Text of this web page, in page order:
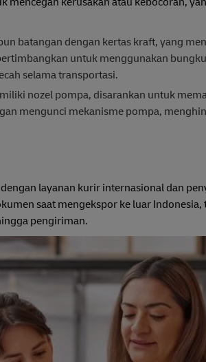
batangan dengan kertas kraft, yang
untuk menggunakan
selama transportasi.
nozel pompa, disarankan untuk
mengunci mekanisme pompa,
layanan kurir internasional dan
saat mengekspor ke luar
pengiriman.